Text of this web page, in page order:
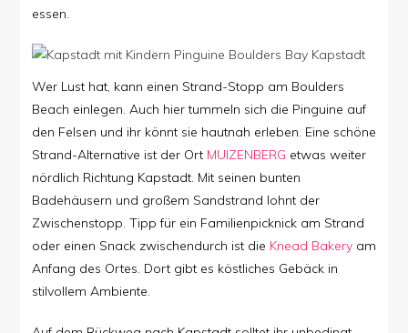
essen.
Wer Lust hat, kann einen Strand-Stopp am Boulders
Beach einlegen. Auch hier tummeln sich die Pinguine auf
den Felsen und ihr könnt sie hautnah erleben. Eine schöne
Strand-Alternative ist der Ort MUIZENBERG etwas weiter
nördlich Richtung Kapstadt. Mit seinen bunten
Badehäusern und großem Sandstrand lohnt der
Zwischenstopp. Tipp für ein Familienpicknick am Strand
oder einen Snack zwischendurch ist die Knead Bakeryam
Anfang des Ortes. Dort gibt es köstliches Gebäck in
stilvollem Ambiente.